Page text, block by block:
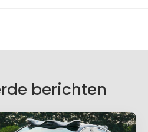
berichten